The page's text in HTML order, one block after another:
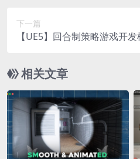
下一篇
【UE5】回合制策略游戏开
相关文章